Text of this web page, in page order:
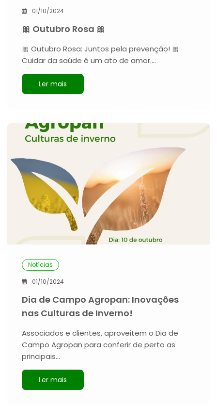
01/10/2024
🎀 Outubro Rosa 🎀
🎀 Outubro Rosa: Juntos pela prevenção! 🎀
Cuidar da saúde é um ato de amor.…
Ler mais
Notícias
01/10/2024
Dia de Campo Agropan: Inovações
nas Culturas de Inverno!
Associados e clientes, aproveitem o Dia de
Campo Agropan para conferir de perto as
principais…
Ler mais